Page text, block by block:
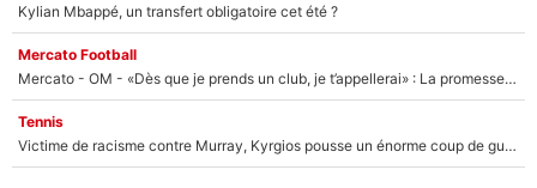
Kylian Mbappé, un transfert obligatoire cet été ?
Mercato Football
Mercato - OM - «Dès que je prends un club, je t’appellerai» : La promesse de Marcelino au moment de claquer la porte
Tennis
Victime de racisme contre Murray, Kyrgios pousse un énorme coup de gueule !